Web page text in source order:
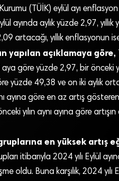
(TÜİK) eylül ayı
ayında aylık yüzde 2,97,
artacağı, yıllık
yapılan açıklamaya göre,
göre yüzde 2,97, bir önceki
yüzde 49,38 ve on iki aylık
ayına göre en az artış
yılın aynı ayına göre
en yüksek artış
itibarıyla 2024 yılı Eylül
oldu. Buna karşılık, 2024 yılı